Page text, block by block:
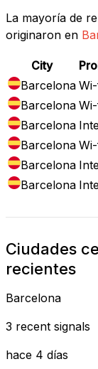
La mayoría de
originaron en
City
Barcelona
Barcelona
Barcelona
Barcelona
Barcelona
Barcelona
Ciudades
recientes
Barcelona
3 recent signals
hace 4 días